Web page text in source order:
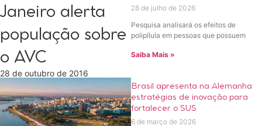
Janeiro alerta
população sobre
o AVC
28 de outubro de 2016
28 de julho de 2026
Pesquisa analisará os efeitos de
polipílula em pessoas que possuem
Saiba Mais »
Brasil apresenta na Alemanha
estratégias de inovação para
fortalecer o SUS
6 de março de 2026